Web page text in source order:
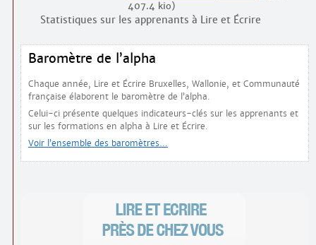
407.4 kio)
Statistiques sur les apprenants à Lire et Écrire
Baromètre de l’alpha
Chaque année, Lire et Écrire Bruxelles, Wallonie, et Communauté
française élaborent le baromètre de l’alpha.
Celui-ci présente quelques indicateurs-clés sur les apprenants et
sur les formations en alpha à Lire et Écrire.
Voir l’ensemble des baromètres…